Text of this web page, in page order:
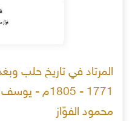
المرتاد في تاريخ حلب
1771 - 1805م -
محمود الفوّاز